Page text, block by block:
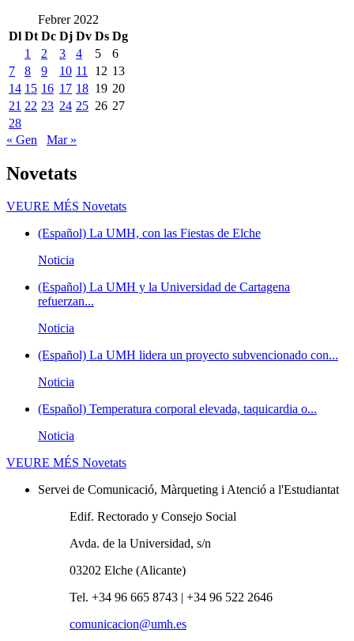
Febrer 2022
Dl Dt Dc Dj Dv Ds Dg
1
2 3 4 5
6
7
8 9 10 11 12 13
14 15 16 17 18 19 20
21 22 23 24 25 26 27
28
« Gen
Mar »
Novetats
VEURE MÉS Novetats
(Español) La UMH, con las Fiestas de Elche
Noticia
(Español) La UMH y la Universidad de Cartagena
refuerzan...
Noticia
(Español) La UMH lidera un proyecto subvencionado con...
Noticia
(Español) Temperatura corporal elevada, taquicardia o...
Noticia
VEURE MÉS Novetats
Servei de Comunicació, Màrqueting i Atenció a l'Estudiantat
Edif. Rectorado y Consejo Social
Avda. de la Universidad, s/n
03202 Elche (Alicante)
Tel. +34 96 665 8743 | +34 96 522 2646
comunicacion@umh.es